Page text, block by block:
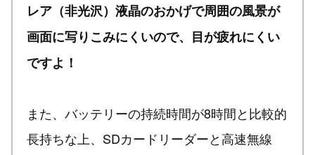
レア（非光沢）液晶のおかげで周囲の風景が
画面に写りこみにくいので、目が疲れにくい
ですよ！
また、バッテリーの持続時間が8時間と比較的
長持ちな上、SDカードリーダーと高速無線